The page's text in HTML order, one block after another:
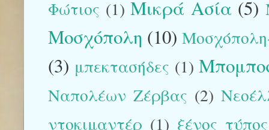
Φώτιος (1) Μικρά Ασία (5)
Μοσχόπολη (10)
(3) μπεκτασήδες (1)
Ναπολέων Ζέρβας (2)
ντοκιμαντέρ (1) ξένος τύπος